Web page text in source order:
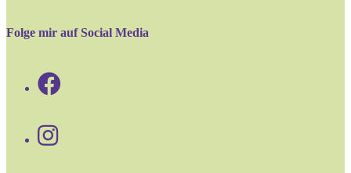
Folge mir auf Social Media